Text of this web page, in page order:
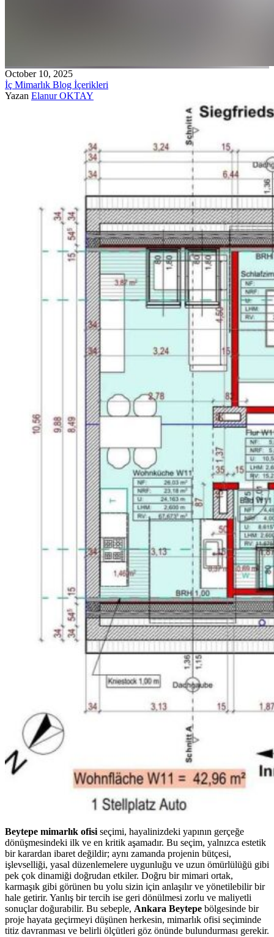
October 10, 2025
İç Mimarlık Blog İçerikleri
Yazan Elanur OKTAY
Beytepe mimarlık ofisi seçimi, hayalinizdeki yapının gerçeğe
dönüşmesindeki ilk ve en kritik aşamadır. Bu seçim, yalnızca estetik
bir karardan ibaret değildir; aynı zamanda projenin bütçesi,
işlevselliği, yasal düzenlemelere uygunluğu ve uzun ömürlülüğü gibi
pek çok dinamiği doğrudan etkiler. Doğru bir mimari ortak,
karmaşık gibi görünen bu yolu sizin için anlaşılır ve yönetilebilir bir
hale getirir. Yanlış bir tercih ise geri dönülmesi zorlu ve maliyetli
sonuçlar doğurabilir. Bu sebeple, Ankara Beytepe bölgesinde bir
proje hayata geçirmeyi düşünen herkesin, mimarlık ofisi seçiminde
titiz davranması ve belirli ölçütleri göz önünde bulundurması gerekir.